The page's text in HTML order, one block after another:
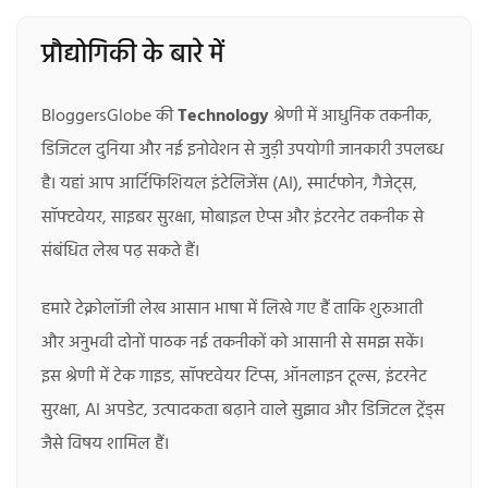
प्रौद्योगिकी के बारे में
BloggersGlobe कीTechnologyश्रेणी में आधुनिक तकनीक,
डिजिटल दुनिया और नई इनोवेशन से जुड़ी उपयोगी जानकारी उपलब्ध
है। यहां आप आर्टिफिशियल इंटेलिजेंस (AI), स्मार्टफोन, गैजेट्स,
सॉफ्टवेयर, साइबर सुरक्षा, मोबाइल ऐप्स और इंटरनेट तकनीक से
संबंधित लेख पढ़ सकते हैं।
हमारे टेक्नोलॉजी लेख आसान भाषा में लिखे गए हैं ताकि शुरुआती
और अनुभवी दोनों पाठक नई तकनीकों को आसानी से समझ सकें।
इस श्रेणी में टेक गाइड, सॉफ्टवेयर टिप्स, ऑनलाइन टूल्स, इंटरनेट
सुरक्षा, AI अपडेट, उत्पादकता बढ़ाने वाले सुझाव और डिजिटल ट्रेंड्स
जैसे विषय शामिल हैं।